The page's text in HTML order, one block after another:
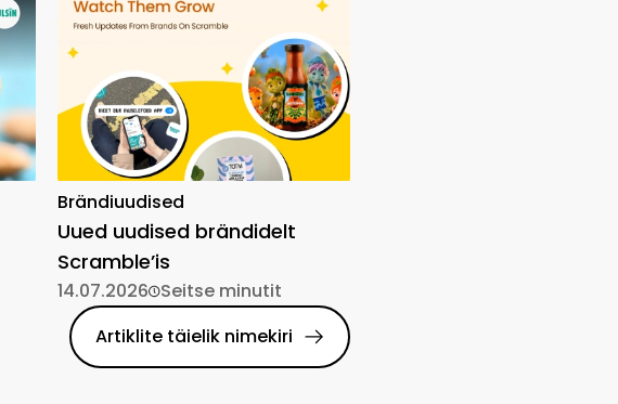
Brändiuudised
Uued uudised brändidelt
Scramble’is
14.07.2026 Seitse minutit
Artiklite täielik nimekiri